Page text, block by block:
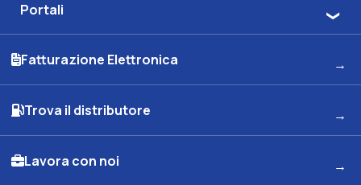
Portali
Fatturazione Elettronica
Trova il distributore
Lavora con noi